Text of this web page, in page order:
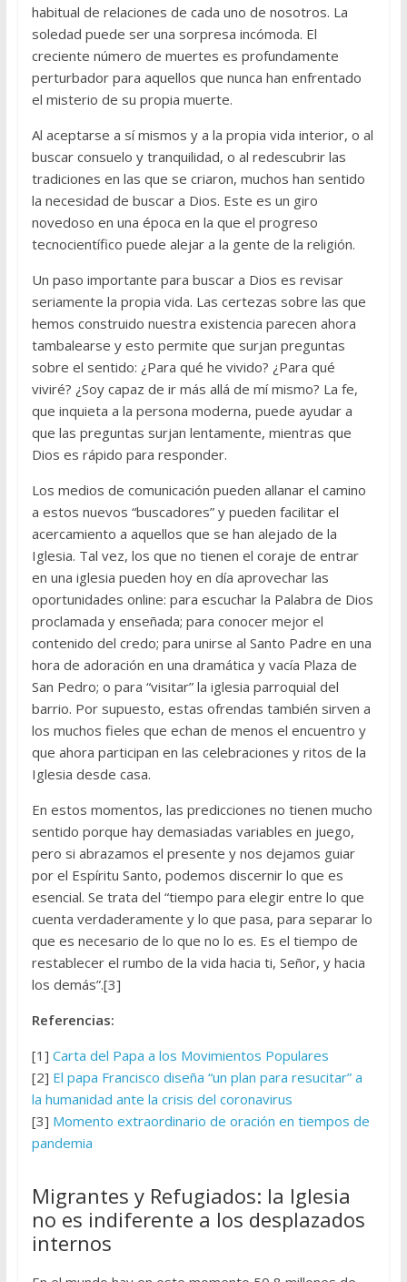
habitual de relaciones de cada uno de nosotros. La
soledad puede ser una sorpresa incómoda. El
creciente número de muertes es profundamente
perturbador para aquellos que nunca han enfrentado
el misterio de su propia muerte.
Al aceptarse a sí mismos y a la propia vida interior, o al
buscar consuelo y tranquilidad, o al redescubrir las
tradiciones en las que se criaron, muchos han sentido
la necesidad de buscar a Dios. Este es un giro
novedoso en una época en la que el progreso
tecnocientífico puede alejar a la gente de la religión.
Un paso importante para buscar a Dios es revisar
seriamente la propia vida. Las certezas sobre las que
hemos construido nuestra existencia parecen ahora
tambalearse y esto permite que surjan preguntas
sobre el sentido: ¿Para qué he vivido? ¿Para qué
viviré? ¿Soy capaz de ir más allá de mí mismo? La fe,
que inquieta a la persona moderna, puede ayudar a
que las preguntas surjan lentamente, mientras que
Dios es rápido para responder.
Los medios de comunicación pueden allanar el camino
a estos nuevos “buscadores” y pueden facilitar el
acercamiento a aquellos que se han alejado de la
Iglesia. Tal vez, los que no tienen el coraje de entrar
en una iglesia pueden hoy en día aprovechar las
oportunidades online: para escuchar la Palabra de Dios
proclamada y enseñada; para conocer mejor el
contenido del credo; para unirse al Santo Padre en una
hora de adoración en una dramática y vacía Plaza de
San Pedro; o para “visitar” la iglesia parroquial del
barrio. Por supuesto, estas ofrendas también sirven a
los muchos fieles que echan de menos el encuentro y
que ahora participan en las celebraciones y ritos de la
Iglesia desde casa.
En estos momentos, las predicciones no tienen mucho
sentido porque hay demasiadas variables en juego,
pero si abrazamos el presente y nos dejamos guiar
por el Espíritu Santo, podemos discernir lo que es
esencial. Se trata del “tiempo para elegir entre lo que
cuenta verdaderamente y lo que pasa, para separar lo
que es necesario de lo que no lo es. Es el tiempo de
restablecer el rumbo de la vida hacia ti, Señor, y hacia
los demás”.[3]
Referencias:
[1] Carta del Papa a los Movimientos Populares
[2] El papa Francisco diseña “un plan para resucitar” a
la humanidad ante la crisis del coronavirus
[3] Momento extraordinario de oración en tiempos de
pandemia
Migrantes y Refugiados: la Iglesia
no es indiferente a los desplazados
internos